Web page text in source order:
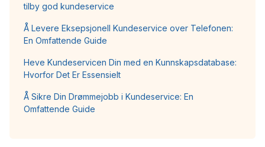
tilby god kundeservice
Å Levere Eksepsjonell Kundeservice over Telefonen:
En Omfattende Guide
Heve Kundeservicen Din med en Kunnskapsdatabase:
Hvorfor Det Er Essensielt
Å Sikre Din Drømmejobb i Kundeservice: En
Omfattende Guide